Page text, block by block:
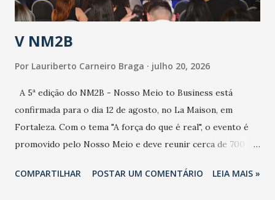
população e ao sistema de saúde. “Precisamos saber fazer a
estratificação do risco da doença, para não so...
V NM2B
Por Lauriberto Carneiro Braga julho 20, 2026
A 5ª edição do NM2B - Nosso Meio to Business está
confirmada para o dia 12 de agosto, no La Maison, em
Fortaleza. Com o tema "A força do que é real", o evento é
promovido pelo Nosso Meio e deve reunir cerca de 700
e lideranças do Mercado Nacional. Desde 2022, o NM2B
COMPARTILHAR POSTAR UM COMENTÁRIO LEIA MAIS »